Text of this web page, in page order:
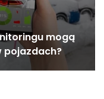
mogą
pojazdach?